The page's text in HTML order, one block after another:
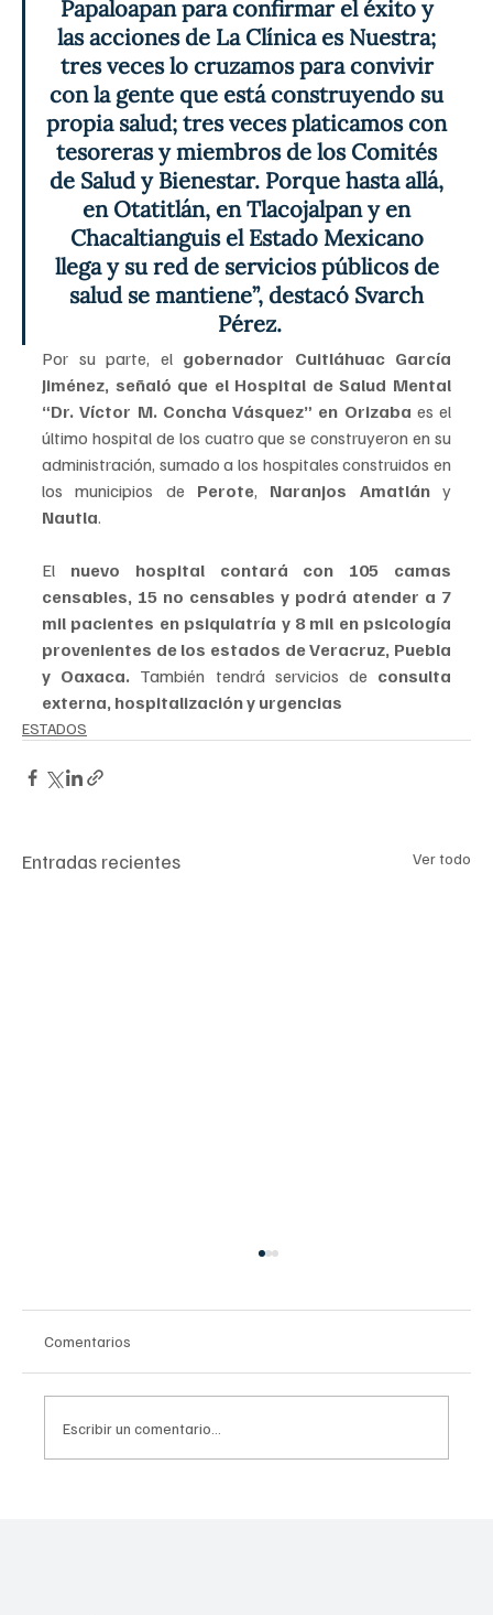
Papaloapan para confirmar el éxito y
las acciones de La Clínica es Nuestra;
tres veces lo cruzamos para convivir
con la gente que está construyendo su
propia salud; tres veces platicamos con
tesoreras y miembros de los Comités
de Salud y Bienestar. Porque hasta allá,
en Otatitlán, en Tlacojalpan y en
Chacaltianguis el Estado Mexicano
llega y su red de servicios públicos de
salud se mantiene”, destacó Svarch
Pérez.
Por su parte, el gobernador Cuitláhuac García
Jiménez, señaló que el Hospital de Salud Mental
“Dr. Víctor M. Concha Vásquez” en Orizaba es el
último hospital de los cuatro que se construyeron en su
administración, sumado a los hospitales construidos en
los municipios de Perote, Naranjos Amatlán
Nautla.
El nuevo hospital contará con 105 camas
censables, 15 no censables y podrá atender a 7
mil pacientes en psiquiatría y 8 mil en psicología
provenientes de los estados de Veracruz, Puebla
y Oaxaca. También tendrá servicios de consulta
externa, hospitalización y urgencias
ESTADOS
Entradas recientes Ver todo
Comentarios
Escribir un comentario...